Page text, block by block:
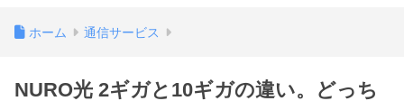
ホーム 通信サービス
NURO光 2ギガと10ギガの違い。どっち